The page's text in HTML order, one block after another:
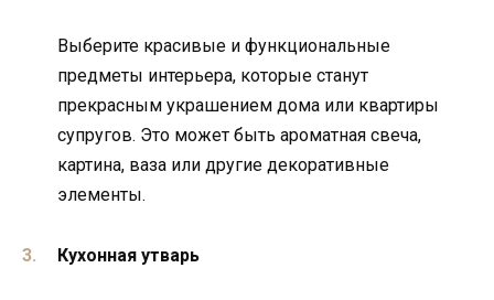
Выберите красивые и функциональные
предметы интерьера, которые станут
прекрасным украшением дома или квартиры
супругов. Это может быть ароматная свеча,
картина, ваза или другие декоративные
элементы.
Кухонная утварь